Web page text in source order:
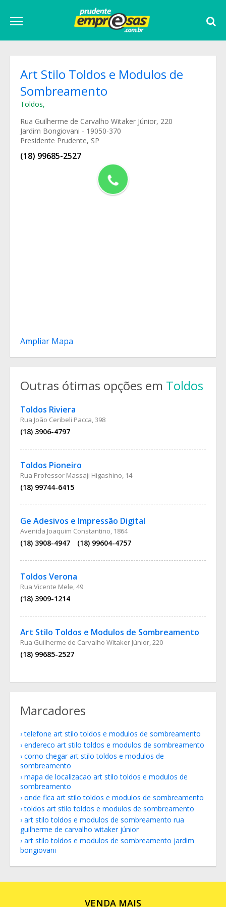
Art Stilo Toldos e Modulos de
Sombreamento
Toldos,
Rua Guilherme de Carvalho Witaker Júnior, 220
Jardim Bongiovani - 19050-370
Presidente Prudente, SP
(18) 99685-2527
Ampliar Mapa
Outras ótimas opções em Toldos
Toldos Riviera
Rua João Ceribeli Pacca, 398
(18) 3906-4797
Toldos Pioneiro
Rua Professor Massaji Higashino, 14
(18) 99744-6415
Ge Adesivos e Impressão Digital
Avenida Joaquim Constantino, 1864
(18) 3908-4947 (18) 99604-4757
Toldos Verona
Rua Vicente Mele, 49
(18) 3909-1214
Art Stilo Toldos e Modulos de Sombreamento
Rua Guilherme de Carvalho Witaker Júnior, 220
(18) 99685-2527
Marcadores
telefone art stilo toldos e modulos de sombreamento
endereco art stilo toldos e modulos de sombreamento
como chegar art stilo toldos e modulos de
sombreamento
mapa de localizacao art stilo toldos e modulos de
sombreamento
onde fica art stilo toldos e modulos de sombreamento
toldos art stilo toldos e modulos de sombreamento
art stilo toldos e modulos de sombreamento rua
guilherme de carvalho witaker júnior
art stilo toldos e modulos de sombreamento jardim
bongiovani
VENDA MAIS